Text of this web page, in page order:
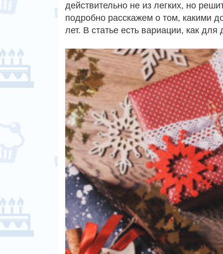
действительно не из легких, но
подробно расскажем о том, какими
лет. В статье есть вариации, как